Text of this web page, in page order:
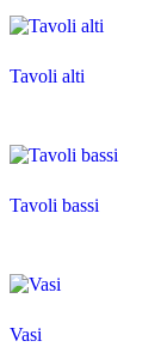
Tavoli alti
Tavoli bassi
Vasi